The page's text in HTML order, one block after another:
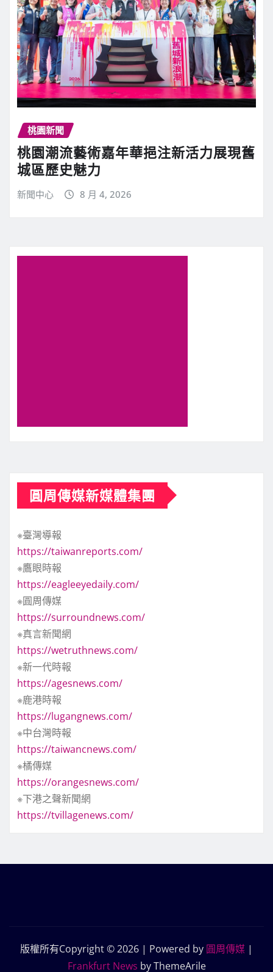
桃園新聞
桃園潮流藝術嘉年華挹注新活力展現舊
城區歷史魅力
新聞中心 8 月 4, 2026
圓周傳媒新媒體集團
※臺灣導報
https://taiwanreports.com/
※鷹眼時報
https://eagleeyedaily.com/
※圓周傳媒
https://surroundnews.com/
※真言新聞網
https://wetruthnews.com/
※新一代時報
https://agesnews.com/
※鹿港時報
https://lugangnews.com/
※中台灣時報
https://taiwancnews.com/
※橘傳媒
https://orangesnews.com/
※下港之聲新聞網
https://tvillagenews.com/
版權所有Copyright © 2026 | Powered by 圓周傳媒 |
Frankfurt News by ThemeArile